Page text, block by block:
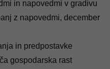
in napovedmi v gradivu
z napovedmi, december
in predpostavke
gospodarska rast